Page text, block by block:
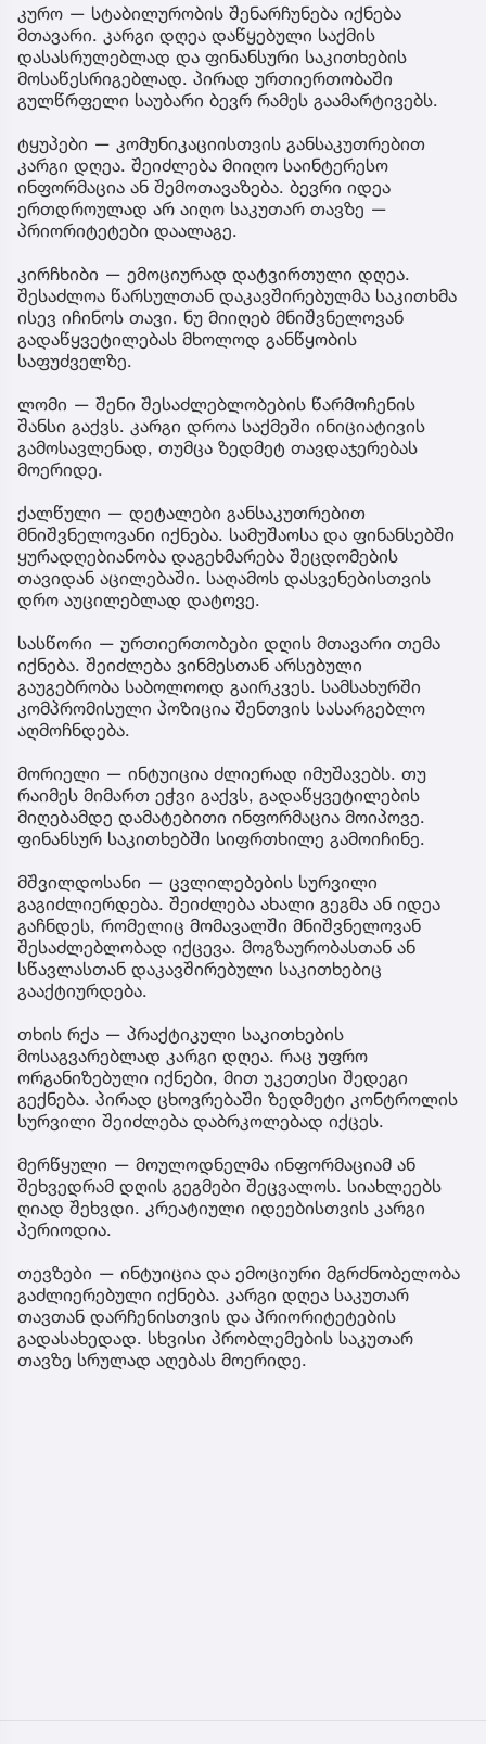
კურო — სტაბილურობის შენარჩუნება იქნება
მთავარი. კარგი დღეა დაწყებული საქმის
დასასრულებლად და ფინანსური საკითხების
მოსაწესრიგებლად. პირად ურთიერთობაში
გულწრფელი საუბარი ბევრ რამეს გაამარტივებს.
ტყუპები — კომუნიკაციისთვის განსაკუთრებით
კარგი დღეა. შეიძლება მიიღო საინტერესო
ინფორმაცია ან შემოთავაზება. ბევრი იდეა
ერთდროულად არ აიღო საკუთარ თავზე —
პრიორიტეტები დაალაგე.
კირჩხიბი — ემოციურად დატვირთული დღეა.
შესაძლოა წარსულთან დაკავშირებულმა საკითხმა
ისევ იჩინოს თავი. ნუ მიიღებ მნიშვნელოვან
გადაწყვეტილებას მხოლოდ განწყობის
საფუძველზე.
ლომი — შენი შესაძლებლობების წარმოჩენის
შანსი გაქვს. კარგი დროა საქმეში ინიციატივის
გამოსავლენად, თუმცა ზედმეტ თავდაჯერებას
მოერიდე.
ქალწული — დეტალები განსაკუთრებით
მნიშვნელოვანი იქნება. სამუშაოსა და ფინანსებში
ყურადღებიანობა დაგეხმარება შეცდომების
თავიდან აცილებაში. საღამოს დასვენებისთვის
დრო აუცილებლად დატოვე.
სასწორი — ურთიერთობები დღის მთავარი თემა
იქნება. შეიძლება ვინმესთან არსებული
გაუგებრობა საბოლოოდ გაირკვეს. სამსახურში
კომპრომისული პოზიცია შენთვის სასარგებლო
აღმოჩნდება.
მორიელი — ინტუიცია ძლიერად იმუშავებს. თუ
რაიმეს მიმართ ეჭვი გაქვს, გადაწყვეტილების
მიღებამდე დამატებითი ინფორმაცია მოიპოვე.
ფინანსურ საკითხებში სიფრთხილე გამოიჩინე.
მშვილდოსანი — ცვლილებების სურვილი
გაგიძლიერდება. შეიძლება ახალი გეგმა ან იდეა
გაჩნდეს, რომელიც მომავალში მნიშვნელოვან
შესაძლებლობად იქცევა. მოგზაურობასთან ან
სწავლასთან დაკავშირებული საკითხებიც
გააქტიურდება.
თხის რქა — პრაქტიკული საკითხების
მოსაგვარებლად კარგი დღეა. რაც უფრო
ორგანიზებული იქნები, მით უკეთესი შედეგი
გექნება. პირად ცხოვრებაში ზედმეტი კონტროლის
სურვილი შეიძლება დაბრკოლებად იქცეს.
მერწყული — მოულოდნელმა ინფორმაციამ ან
შეხვედრამ დღის გეგმები შეცვალოს. სიახლეებს
ღიად შეხვდი. კრეატიული იდეებისთვის კარგი
პერიოდია.
თევზები — ინტუიცია და ემოციური მგრძნობელობა
გაძლიერებული იქნება. კარგი დღეა საკუთარ
თავთან დარჩენისთვის და პრიორიტეტების
გადასახედად. სხვისი პრობლემების საკუთარ
თავზე სრულად აღებას მოერიდე.